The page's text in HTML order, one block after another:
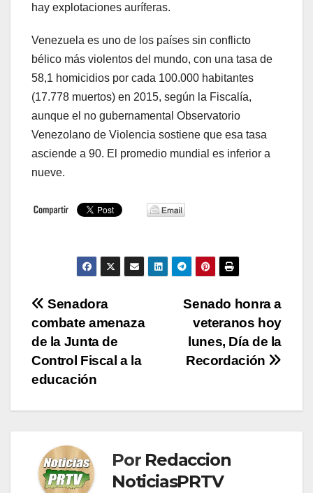
hay explotaciones auríferas.
Venezuela es uno de los países sin conflicto
bélico más violentos del mundo, con una tasa de
58,1 homicidios por cada 100.000 habitantes
(17.778 muertos) en 2015, según la Fiscalía,
aunque el no gubernamental Observatorio
Venezolano de Violencia sostiene que esa tasa
asciende a 90. El promedio mundial es inferior a
nueve.
Navegación
de
entradas
Senado honra a
veteranos hoy
lunes, Día de la
Recordación
Senadora
combate amenaza
de la Junta de
Control Fiscal a la
educación
Por Redaccion
NoticiasPRTV